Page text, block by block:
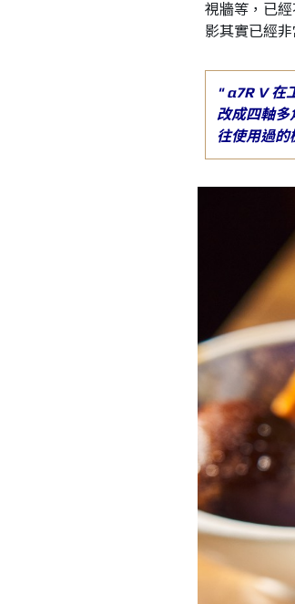
視牆等，已
影其實已經非
" α7R V在
改成四軸多
往使用過